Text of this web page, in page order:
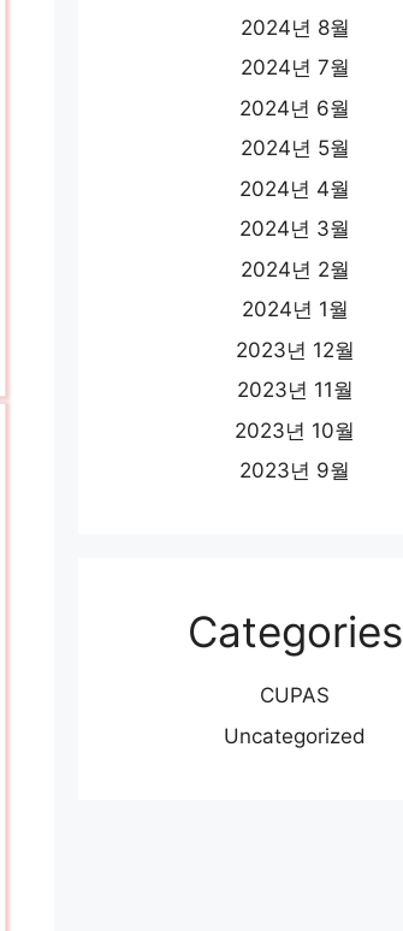
2024년 8월
2024년 7월
2024년 6월
2024년 5월
2024년 4월
2024년 3월
2024년 2월
2024년 1월
2023년 12월
2023년 11월
2023년 10월
2023년 9월
Categories
CUPAS
Uncategorized